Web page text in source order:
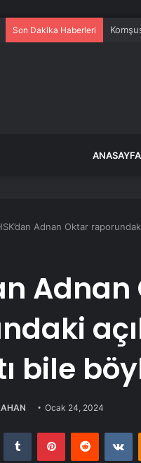
Son Dakika Haberleri
ANASAYFA
Adnan Oktar
bile
Ocak 24, 2024
Tumblr PinterestReddit